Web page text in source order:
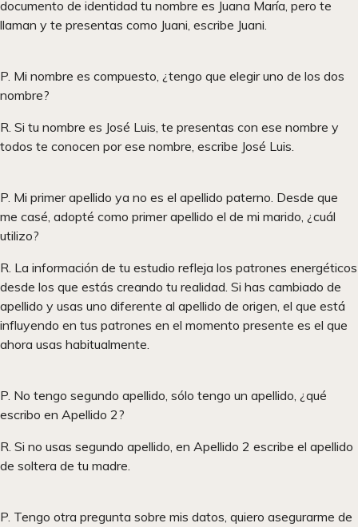
documento de identidad tu nombre es Juana María, pero te
llaman y te presentas como Juani, escribe Juani.
P. Mi nombre es compuesto, ¿tengo que elegir uno de los dos
nombre?
R. Si tu nombre es José Luis, te presentas con ese nombre y
todos te conocen por ese nombre, escribe José Luis.
P. Mi primer apellido ya no es el apellido paterno. Desde que
me casé, adopté como primer apellido el de mi marido, ¿cuál
utilizo?
R. La información de tu estudio refleja los patrones energéticos
desde los que estás creando tu realidad. Si has cambiado de
apellido y usas uno diferente al apellido de origen, el que está
influyendo en tus patrones en el momento presente es el que
ahora usas habitualmente.
P. No tengo segundo apellido, sólo tengo un apellido, ¿qué
escribo en Apellido 2?
R. Si no usas segundo apellido, en Apellido 2 escribe el apellido
de soltera de tu madre.
P. Tengo otra pregunta sobre mis datos, quiero asegurarme de